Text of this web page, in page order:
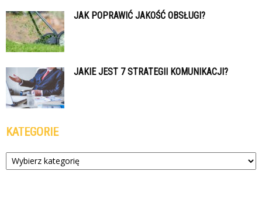
JAK POPRAWIĆ JAKOŚĆ OBSŁUGI?
JAKIE JEST 7 STRATEGII KOMUNIKACJI?
KATEGORIE
Kategorie